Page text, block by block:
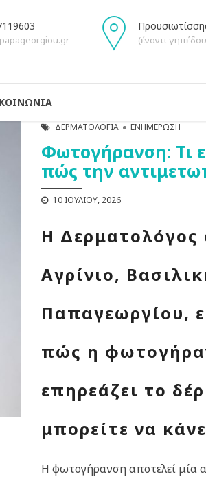
(έναντι
ΔΕΡΜΑΤΟΛΟΓΊΑ ΕΝΗΜΈΡΩΣΗ
Φωτογήρανση: Τι
πώς την
10 ΙΟΥΛΊΟΥ, 2026
Η Δερματολόγος
Αγρίνιο,
Παπαγεωργίου,
πώς η
επηρεάζει το
μπορείτε να
Η φωτογήρανση αποτελεί μία